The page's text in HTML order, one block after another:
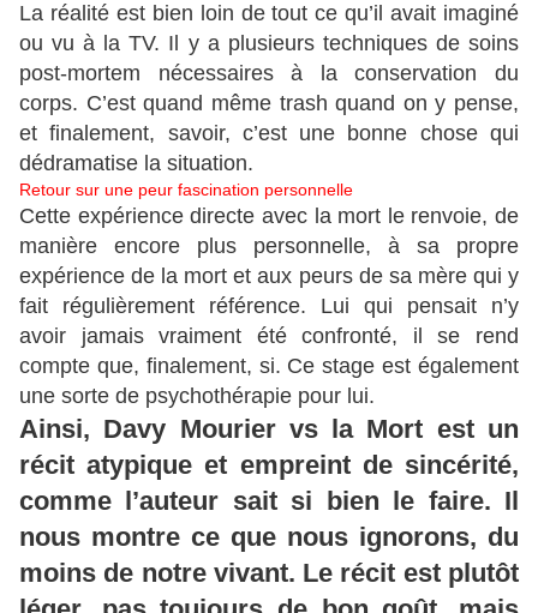
La réalité est bien loin de tout ce qu’il avait imaginé
ou vu à la TV. Il y a plusieurs techniques de soins
post-mortem nécessaires à la conservation du
corps. C’est quand même trash quand on y pense,
et finalement, savoir, c’est une bonne chose qui
dédramatise la situation.
Retour sur une peur fascination personnelle
Cette expérience directe avec la mort le renvoie, de
manière encore plus personnelle, à sa propre
expérience de la mort et aux peurs de sa mère qui y
fait régulièrement référence. Lui qui pensait n’y
avoir jamais vraiment été confronté, il se rend
compte que, finalement, si. Ce stage est également
une sorte de psychothérapie pour lui.
Ainsi, Davy Mourier vs la Mort est un
récit atypique et empreint de sincérité,
comme l’auteur sait si bien le faire. Il
nous montre ce que nous ignorons, du
moins de notre vivant. Le récit est plutôt